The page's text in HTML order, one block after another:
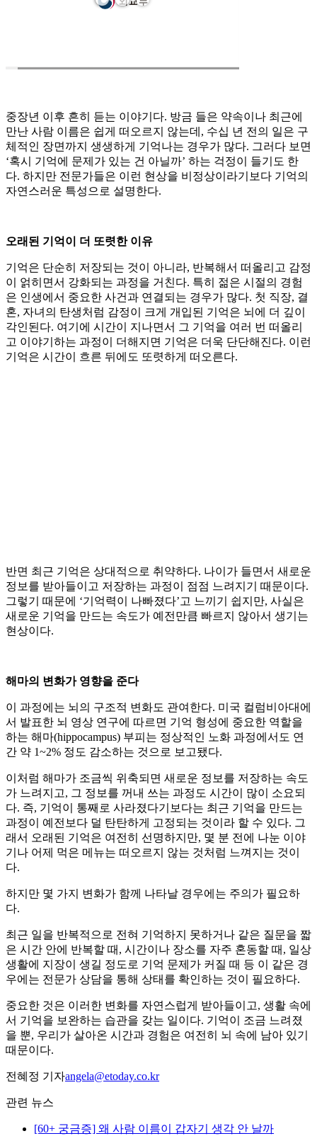
중장년 이후 흔히 듣는 이야기다. 방금 들은 약속이나 최근에
만난 사람 이름은 쉽게 떠오르지 않는데, 수십 년 전의 일은 구
체적인 장면까지 생생하게 기억나는 경우가 많다. 그러다 보면
‘혹시 기억에 문제가 있는 건 아닐까’ 하는 걱정이 들기도 한
다. 하지만 전문가들은 이런 현상을 비정상이라기보다 기억의
자연스러운 특성으로 설명한다.
오래된 기억이 더 또렷한 이유
기억은 단순히 저장되는 것이 아니라, 반복해서 떠올리고 감정
이 얽히면서 강화되는 과정을 거친다. 특히 젊은 시절의 경험
은 인생에서 중요한 사건과 연결되는 경우가 많다. 첫 직장, 결
혼, 자녀의 탄생처럼 감정이 크게 개입된 기억은 뇌에 더 깊이
각인된다. 여기에 시간이 지나면서 그 기억을 여러 번 떠올리
고 이야기하는 과정이 더해지면 기억은 더욱 단단해진다. 이런
기억은 시간이 흐른 뒤에도 또렷하게 떠오른다.
반면 최근 기억은 상대적으로 취약하다. 나이가 들면서 새로운
정보를 받아들이고 저장하는 과정이 점점 느려지기 때문이다.
그렇기 때문에 ‘기억력이 나빠졌다’고 느끼기 쉽지만, 사실은
새로운 기억을 만드는 속도가 예전만큼 빠르지 않아서 생기는
현상이다.
해마의 변화가 영향을 준다
이 과정에는 뇌의 구조적 변화도 관여한다. 미국 컬럼비아대에
서 발표한 뇌 영상 연구에 따르면 기억 형성에 중요한 역할을
하는 해마(hippocampus) 부피는 정상적인 노화 과정에서도 연
간 약 1~2% 정도 감소하는 것으로 보고됐다.
이처럼 해마가 조금씩 위축되면 새로운 정보를 저장하는 속도
가 느려지고, 그 정보를 꺼내 쓰는 과정도 시간이 많이 소요되
다. 즉, 기억이 통째로 사라졌다기보다는 최근 기억을 만드는
과정이 예전보다 덜 탄탄하게 고정되는 것이라 할 수 있다. 그
래서 오래된 기억은 여전히 선명하지만, 몇 분 전에 나눈 이야
기나 어제 먹은 메뉴는 떠오르지 않는 것처럼 느껴지는 것이
다.
하지만 몇 가지 변화가 함께 나타날 경우에는 주의가 필요하
다.
최근 일을 반복적으로 전혀 기억하지 못하거나 같은 질문을 짧
은 시간 안에 반복할 때, 시간이나 장소를 자주 혼동할 때, 일상
생활에 지장이 생길 정도로 기억 문제가 커질 때 등 이 같은 경
우에는 전문가 상담을 통해 상태를 확인하는 것이 필요하다.
중요한 것은 이러한 변화를 자연스럽게 받아들이고, 생활 속에
서 기억을 보완하는 습관을 갖는 일이다. 기억이 조금 느려졌
을 뿐, 우리가 살아온 시간과 경험은 여전히 뇌 속에 남아 있기
때문이다.
전혜정 기자angela@etoday.co.kr
관련 뉴스
[60+ 궁금증] 왜 사람 이름이 갑자기 생각 안 날까